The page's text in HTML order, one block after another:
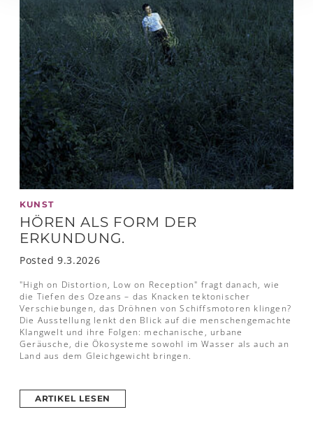
KUNST
HÖREN ALS FORM DER
ERKUNDUNG.
Posted 9.3.2026
"High on Distortion, Low on Reception" fragt danach, wie
die Tiefen des Ozeans – das Knacken tektonischer
Verschiebungen, das Dröhnen von Schiffsmotoren klingen?
Die Ausstellung lenkt den Blick auf die menschengemachte
Klangwelt und ihre Folgen: mechanische, urbane
Geräusche, die Ökosysteme sowohl im Wasser als auch an
Land aus dem Gleichgewicht bringen.
ARTIKEL LESEN